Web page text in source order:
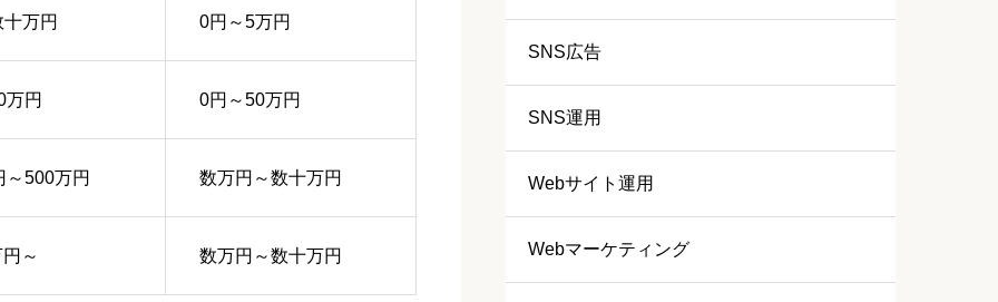
万円 0円～5万円
万円 0円～50万円
～500万円 数万円～数十万円
～ 数万円～数十万円
SNS広告
SNS運用
Webサイト運用
Webマーケティング